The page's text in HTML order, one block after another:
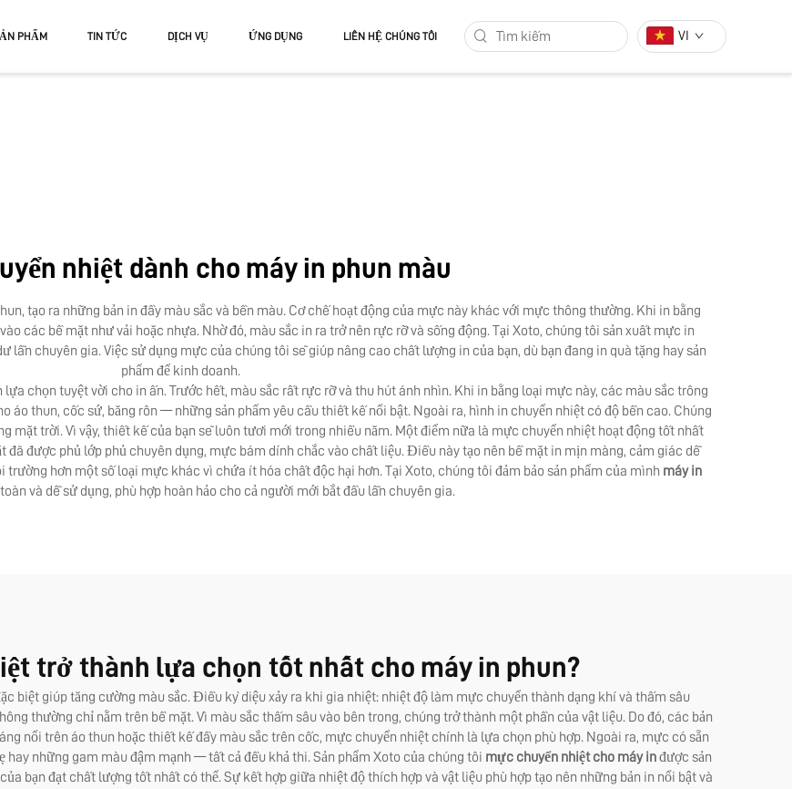
PHẨM TIN TỨC DỊCH VỤ ỨNG DỤNG LIÊN HỆ CHÚNG TÔI VI
nhiệt dành cho máy in phun màu
tạo ra những bản in đầy màu sắc và bền màu. Cơ chế hoạt động của mực này khác với mực thông thường. Khi in bằng
các bề mặt như vải hoặc nhựa. Nhờ đó, màu sắc in ra trở nên rực rỡ và sống động. Tại Xoto, chúng tôi sản xuất mực in
lẫn chuyên gia. Việc sử dụng mực của chúng tôi sẽ giúp nâng cao chất lượng in của bạn, dù bạn đang in quà tặng hay sản
phẩm để kinh doanh.
chọn tuyệt vời cho in ấn. Trước hết, màu sắc rất rực rỡ và thu hút ánh nhìn. Khi in bằng loại mực này, các màu sắc trông
áo thun, cốc sứ, băng rôn — những sản phẩm yêu cầu thiết kế nổi bật. Ngoài ra, hình in chuyển nhiệt có độ bền cao. Chúng
mặt trời. Vì vậy, thiết kế của bạn sẽ luôn tươi mới trong nhiều năm. Một điểm nữa là mực chuyển nhiệt hoạt động tốt nhất
đã được phủ lớp phủ chuyên dụng, mực bám dính chắc vào chất liệu. Điều này tạo nên bề mặt in mịn màng, cảm giác dễ
hơn một số loại mực khác vì chứa ít hóa chất độc hại hơn. Tại Xoto, chúng tôi đảm bảo sản phẩm của mình máy in
và dễ sử dụng, phù hợp hoàn hảo cho cả người mới bắt đầu lẫn chuyên gia.
trở thành lựa chọn tốt nhất cho máy in phun?
biệt giúp tăng cường màu sắc. Điều kỳ diệu xảy ra khi gia nhiệt: nhiệt độ làm mực chuyển thành dạng khí và thấm sâu
thường chỉ nằm trên bề mặt. Vì màu sắc thấm sâu vào bên trong, chúng trở thành một phần của vật liệu. Do đó, các bản
nổi trên áo thun hoặc thiết kế đầy màu sắc trên cốc, mực chuyển nhiệt chính là lựa chọn phù hợp. Ngoài ra, mực có sẵn
những gam màu đậm mạnh — tất cả đều khả thi. Sản phẩm Xoto của chúng tôi mực chuyển nhiệt cho máy inđược sản
bạn đạt chất lượng tốt nhất có thể. Sự kết hợp giữa nhiệt độ thích hợp và vật liệu phù hợp tạo nên những bản in nổi bật và